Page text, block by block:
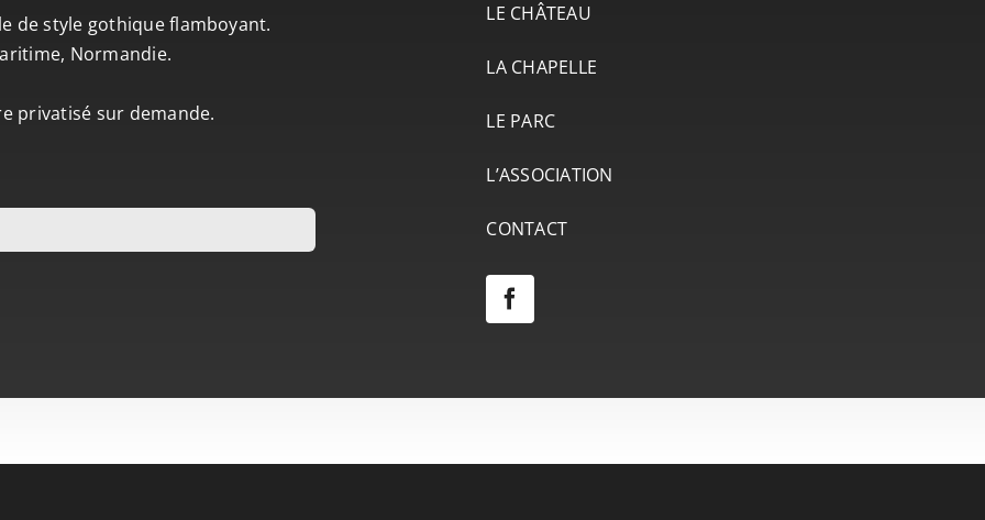
de style gothique flamboyant.
Normandie.
privatisé sur demande.
LE CHÂTEAU
LA CHAPELLE
LE PARC
L’ASSOCIATION
CONTACT